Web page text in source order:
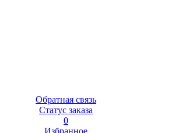
Обратная связь
Статус заказа
0
Избранное